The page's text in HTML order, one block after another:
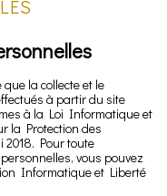
que la collecte et le
à partir du site
à la Loi Informatique et
la Protection des
2018. Pour toute
vous pouvez
Informatique et Liberté